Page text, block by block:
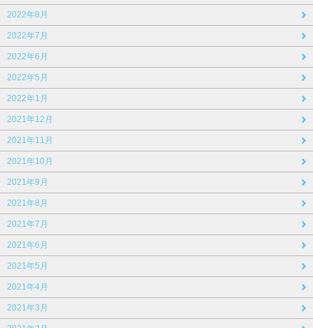
2022年8月
2022年7月
2022年6月
2022年5月
2022年1月
2021年12月
2021年11月
2021年10月
2021年9月
2021年8月
2021年7月
2021年6月
2021年5月
2021年4月
2021年3月